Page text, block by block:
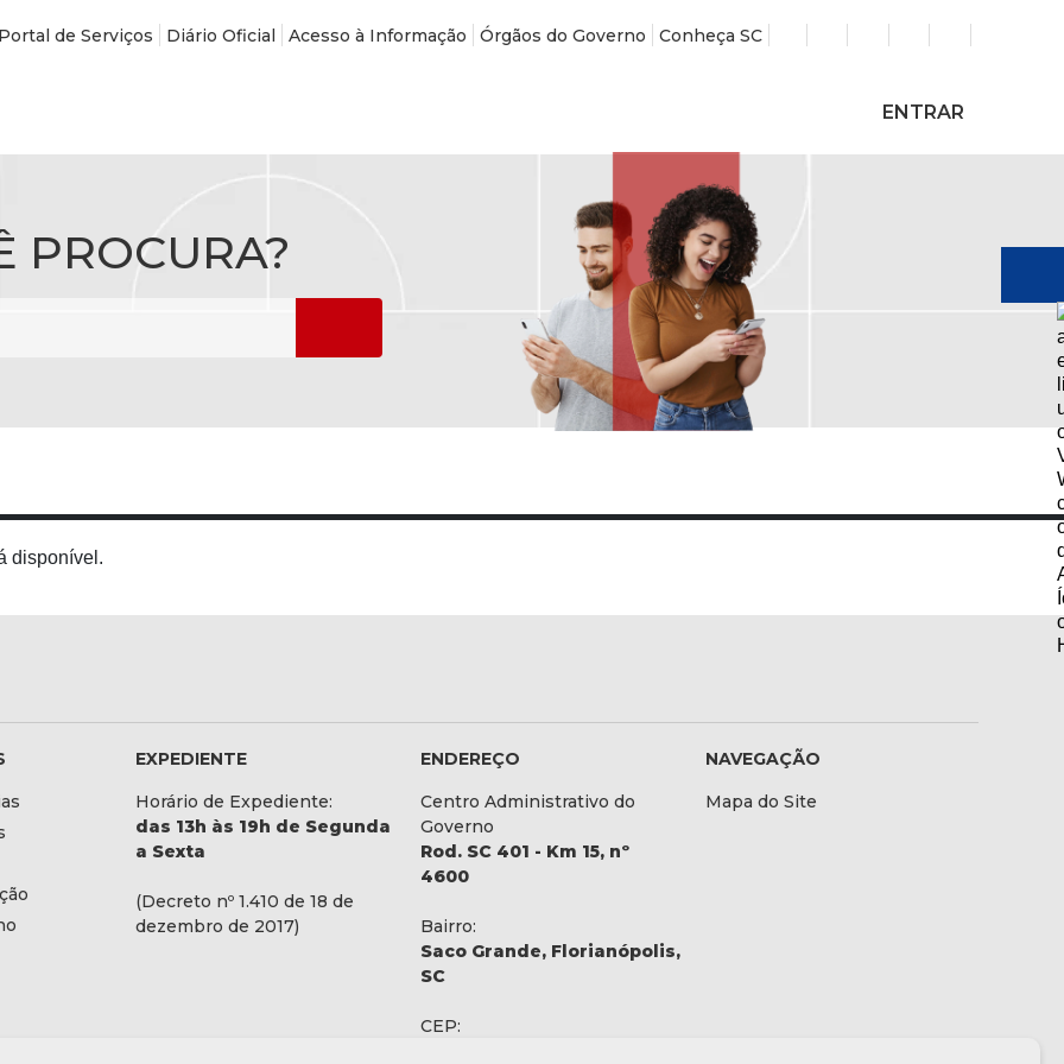
de Serviços Diário Oficial Acesso à Informação Órgãos do Governo Conheça SC
ENTRAR
PROCURA?
disponível.
EXPEDIENTE
Horário de Expediente:
das 13h às 19h de Segunda
a Sexta
(Decreto nº 1.410 de 18 de
dezembro de 2017)
ENDEREÇO
Centro Administrativo do
Governo
Rod. SC 401 - Km 15, nº
4600
Bairro:
Saco Grande, Florianópolis,
SC
CEP:
NAVEGAÇÃO
Mapa do Site